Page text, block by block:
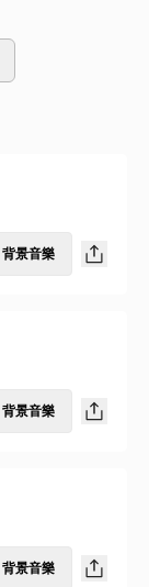
背景音樂
背景音樂
背景音樂